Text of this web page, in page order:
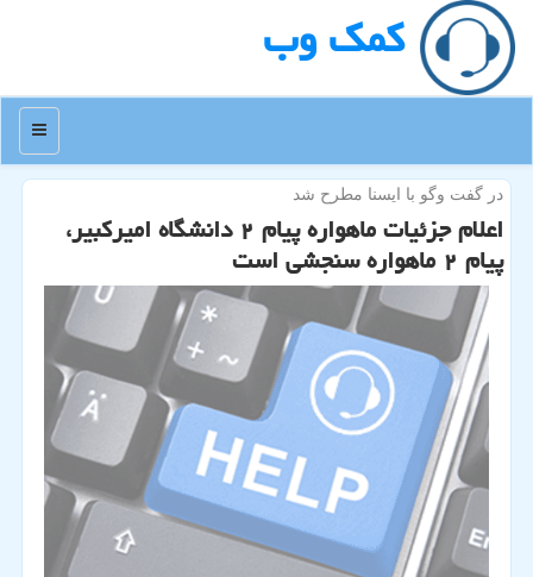
كمك وب
منو
در گفت وگو با ایسنا مطرح شد
اعلام جزئیات ماهواره پیام ۲ دانشگاه امیركبیر،
پیام ۲ ماهواره سنجشی است